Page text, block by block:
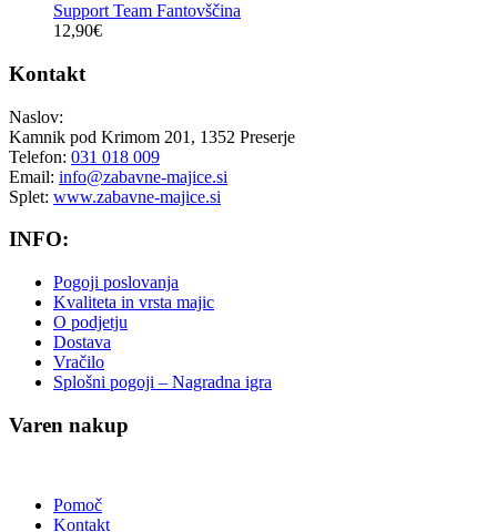
Support Team Fantovščina
12,90€
Kontakt
Naslov:
Kamnik pod Krimom 201, 1352 Preserje
Telefon: 031 018 009
Email: info@zabavne-majice.si
Splet: www.zabavne-majice.si
INFO:
Pogoji poslovanja
Kvaliteta in vrsta majic
O podjetju
Dostava
Vračilo
Splošni pogoji – Nagradna igra
Varen nakup
Pomoč
Kontakt